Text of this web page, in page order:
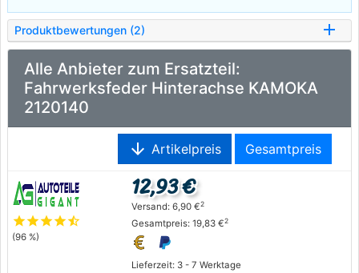
Produktbewertungen (2)
Alle Anbieter zum Ersatzteil:
Fahrwerksfeder Hinterachse KAMOKA
2120140
arrow_downward Artikelpreis Gesamtpreis
starstarstarstarstar_half
(96 %)
Lieferzeit: 3 - 7 Werktage
12,93 €
Versand: 6,90 €2
Gesamtpreis: 19,83 €2